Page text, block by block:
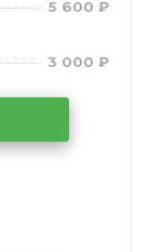
5 600 ₽
3 000 ₽